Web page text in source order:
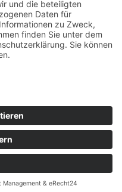
|SITEMAP
Prüfsysteme